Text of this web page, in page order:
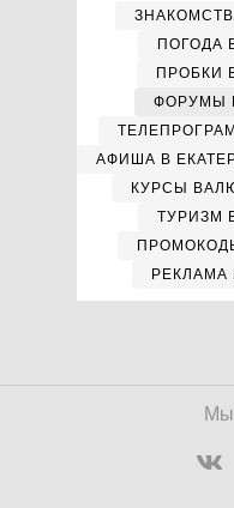
ПОГОДА
ПРОБКИ
ФОРУМЫ
АФИША В
КУРСЫ
ТУРИЗМ
РЕКЛАМА
Мы